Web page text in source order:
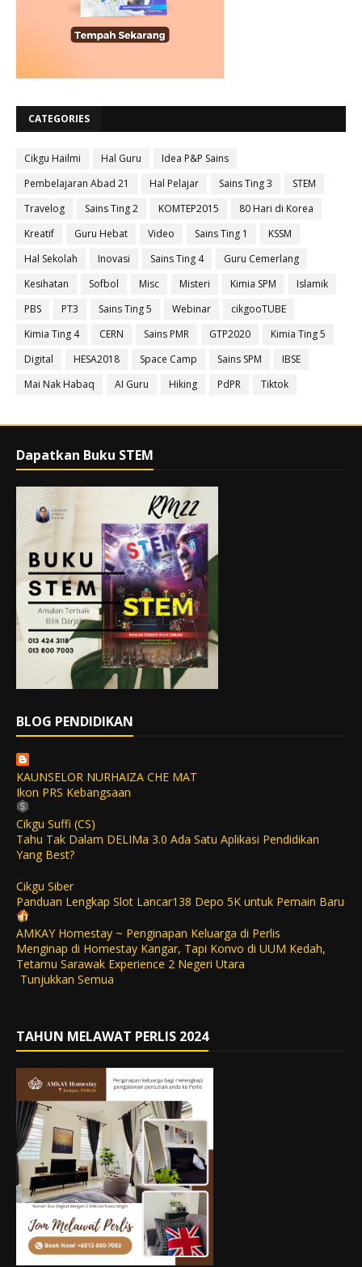
CATEGORIES
Cikgu Hailmi Hal Guru
Idea P&P Sains
Pembelajaran Abad 21
Hal Pelajar Sains Ting 3
STEM
Travelog
Sains Ting 2 KOMTEP2015
80 Hari di Korea
Kreatif
Guru Hebat Video Sains Ting 1
KSSM
Hal Sekolah
Inovasi Sains Ting 4
Guru Cemerlang
Kesihatan
Sofbol Misc Misteri Kimia SPM
Islamik
PBS
PT3 Sains Ting 5 Webinar
cikgooTUBE
Kimia Ting 4
CERN Sains PMR GTP2020
Kimia Ting 5
Digital
HESA2018 Space Camp Sains SPM
IBSE
Mai Nak Habaq
AI Guru Hiking PdPR Tiktok
Dapatkan Buku STEM
BLOG PENDIDIKAN
KAUNSELOR NURHAIZA CHE MAT
Ikon PRS Kebangsaan
Cikgu Suffi (CS)
Tahu Tak Dalam DELIMa 3.0 Ada Satu Aplikasi Pendidikan
Yang Best?
Cikgu Siber
Panduan Lengkap Slot Lancar138 Depo 5K untuk Pemain Baru
AMKAY Homestay ~ Penginapan Keluarga di Perlis
Menginap di Homestay Kangar, Tapi Konvo di UUM Kedah,
Tetamu Sarawak Experience 2 Negeri Utara
Tunjukkan Semua
TAHUN MELAWAT PERLIS 2024